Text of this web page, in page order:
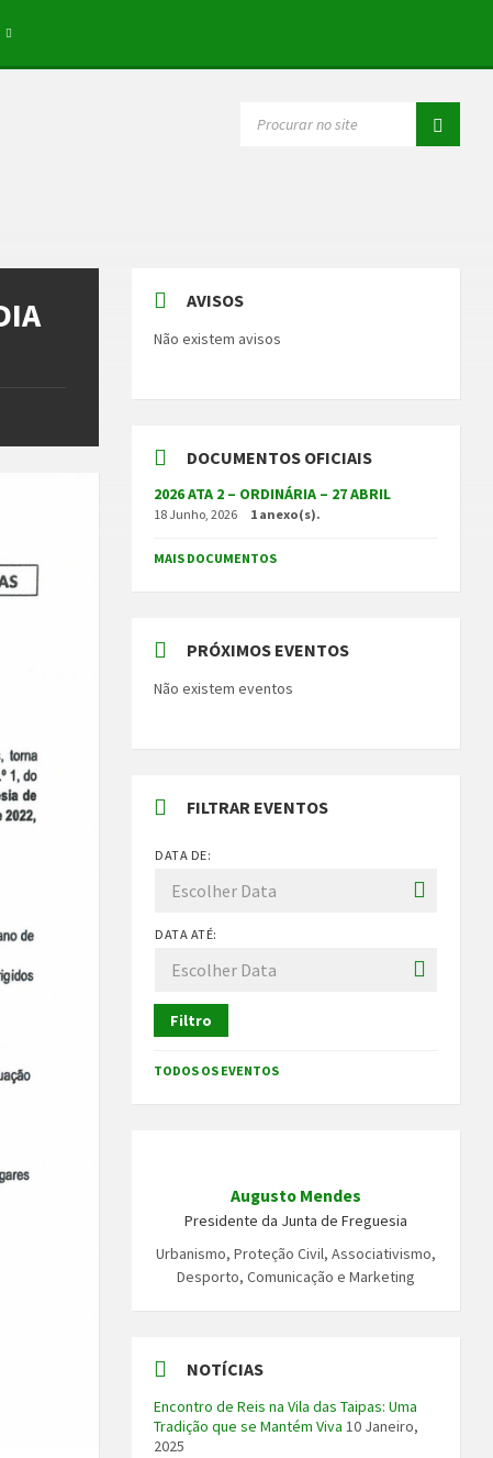
AVISOS
Não existem avisos
DOCUMENTOS OFICIAIS
2026 ATA 2 – ORDINÁRIA – 27 ABRIL
18 Junho, 2026 1 anexo(s).
MAIS DOCUMENTOS
PRÓXIMOS EVENTOS
Não existem eventos
FILTRAR EVENTOS
DATA DE:
DATA ATÉ:
Filtro
TODOS OS EVENTOS
Augusto Mendes
Presidente da Junta de Freguesia
Urbanismo, Proteção Civil, Associativismo,
Desporto, Comunicação e Marketing
NOTÍCIAS
Encontro de Reis na Vila das Taipas: Uma
Tradição que se Mantém Viva 10 Janeiro,
2025